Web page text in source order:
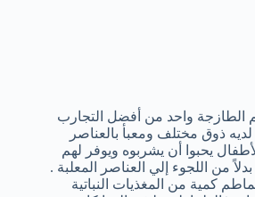
الطازجة واحد من أفضل التجارب
لديه ذوق مختلف ومعبأ بالعناصر
يحبوا أن يشربوه ويوفر لهم
بدلاً من اللجوء إلي العناصر المعلبة .
كمية من المغذيات النباتية